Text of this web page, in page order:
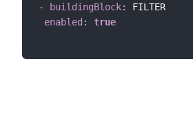
- buildingBlock:
FILTER
enabled : true